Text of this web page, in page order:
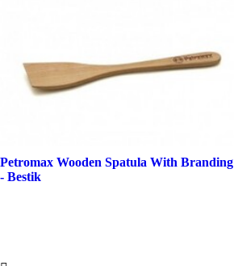
Petromax Wooden Spatula With Branding
- Bestik